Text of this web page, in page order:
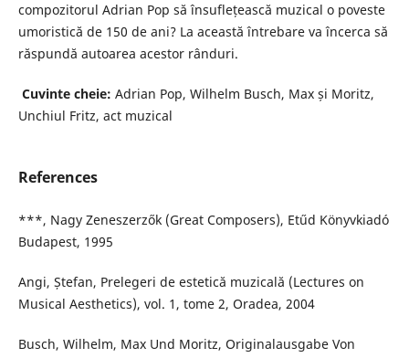
compozitorul Adrian Pop să însuflețească muzical o poveste
umoristică de 150 de ani? La această întrebare va încerca să
răspundă autoarea acestor rânduri.
Cuvinte cheie: Adrian Pop, Wilhelm Busch, Max și Moritz,
Unchiul Fritz, act muzical
References
***, Nagy Zeneszerzők (Great Composers), Etűd Könyvkiadó
Budapest, 1995
Angi, Ștefan, Prelegeri de estetică muzicală (Lectures on
Musical Aesthetics), vol. 1, tome 2, Oradea, 2004
Busch, Wilhelm, Max Und Moritz, Originalausgabe Von